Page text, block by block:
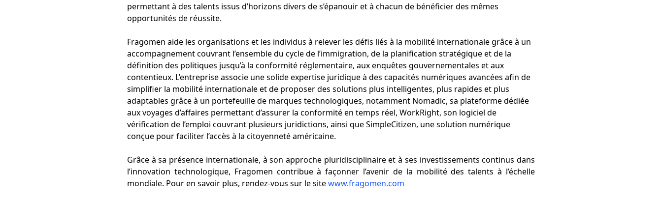
permettant à des talents issus d’horizons divers de s’épanouir et à chacun de bénéficier des mêmes
opportunités de réussite.
Fragomen aide les organisations et les individus à relever les défis liés à la mobilité internationale grâce à un
accompagnement couvrant l’ensemble du cycle de l’immigration, de la planification stratégique et de la
définition des politiques jusqu’à la conformité réglementaire, aux enquêtes gouvernementales et aux
contentieux. L’entreprise associe une solide expertise juridique à des capacités numériques avancées afin de
simplifier la mobilité internationale et de proposer des solutions plus intelligentes, plus rapides et plus
adaptables grâce à un portefeuille de marques technologiques, notamment Nomadic, sa plateforme dédiée
aux voyages d’affaires permettant d’assurer la conformité en temps réel, WorkRight, son logiciel de
vérification de l’emploi couvrant plusieurs juridictions, ainsi que SimpleCitizen, une solution numérique
conçue pour faciliter l’accès à la citoyenneté américaine.
Grâce à sa présence internationale, à son approche pluridisciplinaire et à ses investissements continus dans
l’innovation technologique, Fragomen contribue à façonner l’avenir de la mobilité des talents à l’échelle
mondiale. Pour en savoir plus, rendez-vous sur le sitewww.fragomen.com